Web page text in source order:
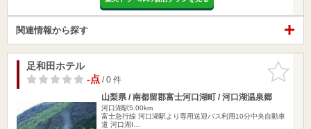
関連情報から探す
お気に入
りに追加
足和田ホテル
-点/ 0 件
山梨県 / 南都留郡富士河口湖町 / 河口湖温泉郷
河口湖駅5.00km
富士急行線 河口湖駅より専用送迎バス利用10分中央自動車
道 河口湖I…